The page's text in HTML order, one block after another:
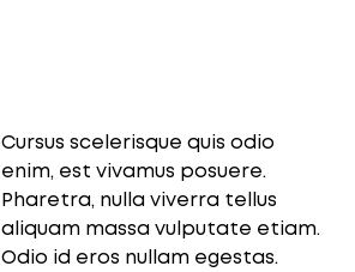
Cursus scelerisque quis odio
enim, est vivamus posuere.
Pharetra, nulla viverra tellus
aliquam massa vulputate etiam.
Odio id eros nullam egestas.